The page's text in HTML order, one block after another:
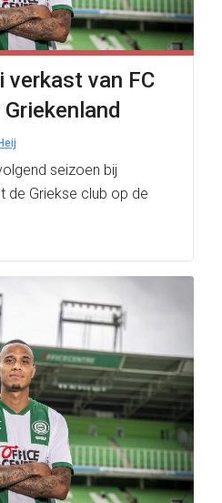
verkast van FC
seizoen bij
de Griekse club op de